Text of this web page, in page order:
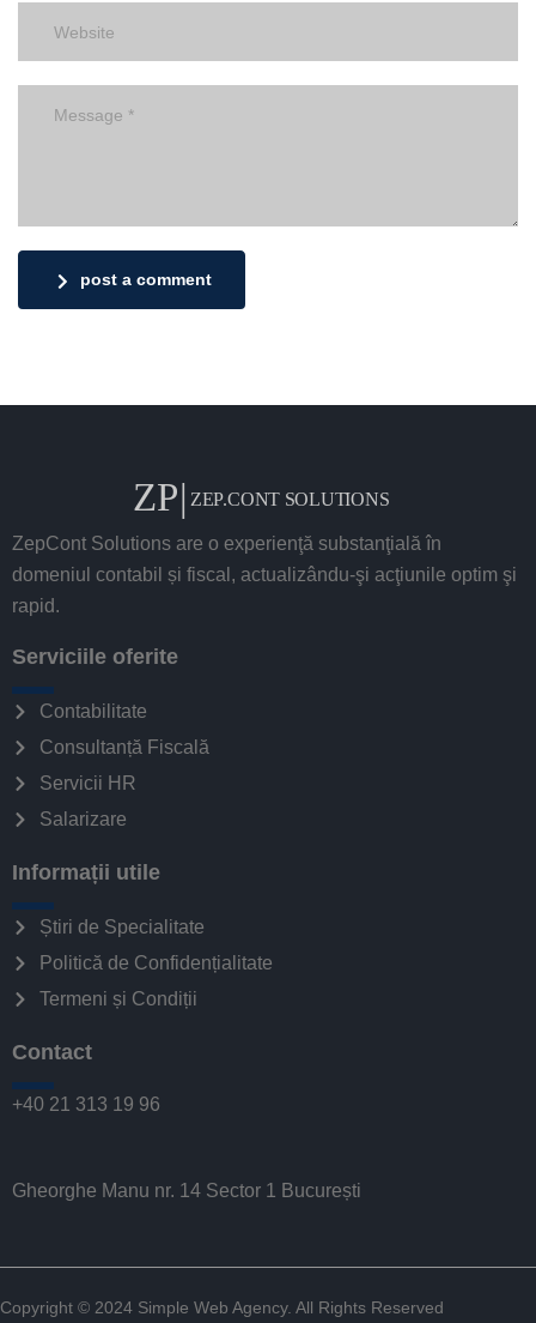
post a comment
ZepCont Solutions are o experienţă substanţială în
domeniul contabil și fiscal, actualizându-şi acţiunile optim şi
rapid.
Serviciile oferite
Contabilitate
Consultanță Fiscală
Servicii HR
Salarizare
Informații utile
Știri de Specialitate
Politică de Confidențialitate
Termeni și Condiții
Contact
+40 21 313 19 96
Gheorghe Manu nr. 14 Sector 1 București
Copyright © 2024 Simple Web Agency. All Rights Reserved